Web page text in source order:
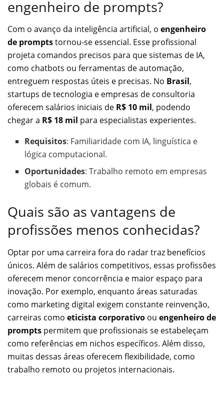
engenheiro de prompts?
Com o avanço da inteligência artificial, o engenheiro
de promptstornou-se essencial. Esse profissional
projeta comandos precisos para que sistemas de IA,
como chatbots ou ferramentas de automação,
entreguem respostas úteis e precisas. No Brasil,
startups de tecnologia e empresas de consultoria
oferecem salários iniciais de R$ 10 mil, podendo
chegar a R$ 18 mil para especialistas experientes.
Requisitos: Familiaridade com IA, linguística e
lógica computacional.
Oportunidades: Trabalho remoto em empresas
globais é comum.
Quais são as vantagens de
profissões menos conhecidas?
Optar por uma carreira fora do radar traz benefícios
únicos. Além de salários competitivos, essas profissões
oferecem menor concorrência e maior espaço para
inovação. Por exemplo, enquanto áreas saturadas
como marketing digital exigem constante reinvenção,
carreiras como eticista corporativo ou engenheiro de
prompts permitem que profissionais se estabeleçam
como referências em nichos específicos. Além disso,
muitas dessas áreas oferecem flexibilidade, como
trabalho remoto ou projetos internacionais.